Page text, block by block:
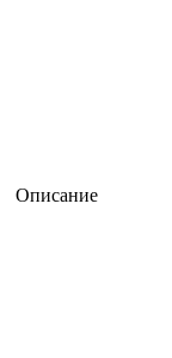
Описание